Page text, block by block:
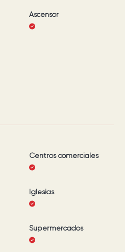
Ascensor
Centros comerciales
Iglesias
Supermercados